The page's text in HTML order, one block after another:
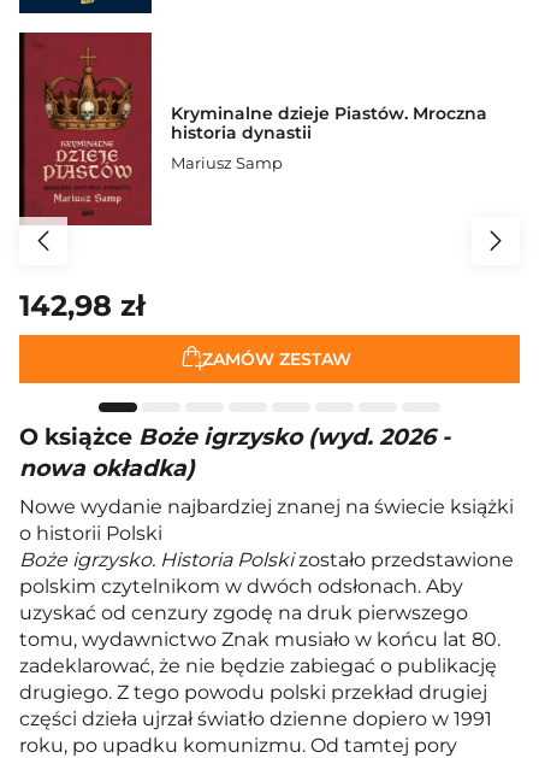
Kryminalne dzieje Piastów. Mroczna
historia dynastii
Mariusz Samp
142,98 zł
ZAMÓW ZESTAW
O książce Boże igrzysko (wyd. 2026 -
nowa okładka)
Nowe wydanie najbardziej znanej na świecie książki
o historii Polski
Boże igrzysko. Historia Polskizostało przedstawione
polskim czytelnikom w dwóch odsłonach. Aby
uzyskać od cenzury zgodę na druk pierwszego
tomu, wydawnictwo Znak musiało w końcu lat 80.
zadeklarować, że nie będzie zabiegać o publikację
drugiego. Z tego powodu polski przekład drugiej
części dzieła ujrzał światło dzienne dopiero w 1991
roku, po upadku komunizmu. Od tamtej pory